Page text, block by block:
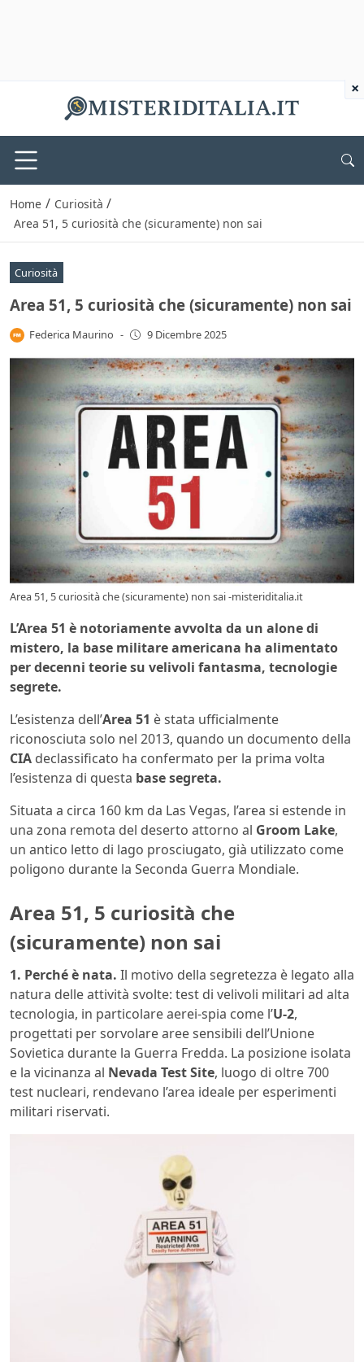
Home / Curiosità /
Area 51, 5 curiosità che (sicuramente) non sai
Curiosità
Area 51, 5 curiosità che (sicuramente) non sai
Federica Maurino - 9 Dicembre 2025
Area 51, 5 curiosità che (sicuramente) non sai -misteriditalia.it
L’Area 51 è notoriamente avvolta da un alone di
mistero, la base militare americana ha alimentato
per decenni teorie su velivoli fantasma, tecnologie
segrete.
L’esistenza dell’Area 51 è stata ufficialmente
riconosciuta solo nel 2013, quando un documento della
CIA declassificato ha confermato per la prima volta
l’esistenza di questa base segreta.
Situata a circa 160 km da Las Vegas, l’area si estende in
una zona remota del deserto attorno al Groom Lake,
un antico letto di lago prosciugato, già utilizzato come
poligono durante la Seconda Guerra Mondiale.
Area 51, 5 curiosità che
(sicuramente) non sai
1. Perché è nata. Il motivo della segretezza è legato alla
natura delle attività svolte: test di velivoli militari ad alta
tecnologia, in particolare aerei-spia come l’U-2,
progettati per sorvolare aree sensibili dell’Unione
Sovietica durante la Guerra Fredda. La posizione isolata
e la vicinanza al Nevada Test Site, luogo di oltre 700
test nucleari, rendevano l’area ideale per esperimenti
militari riservati.
×